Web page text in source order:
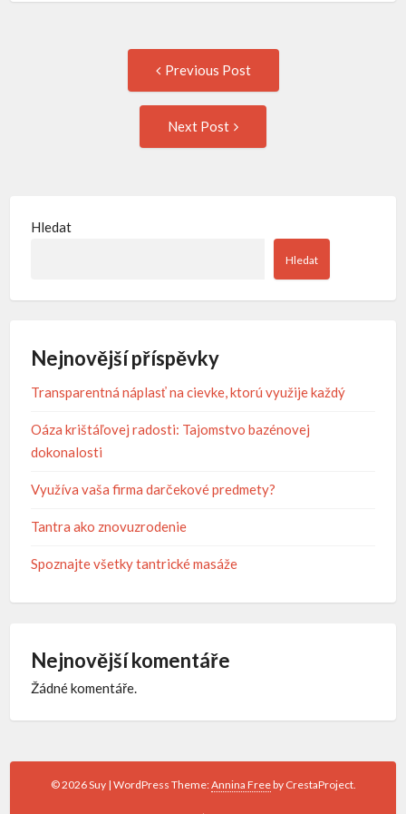
navigation
Previous Post
Next Post
Hledat
Hledat
Nejnovější příspěvky
Transparentná náplasť na cievke, ktorú využije každý
Oáza krištáľovej radosti: Tajomstvo bazénovej
dokonalosti
Využíva vaša firma darčekové predmety?
Tantra ako znovuzrodenie
Spoznajte všetky tantrické masáže
Nejnovější komentáře
Žádné komentáře.
© 2026 Suy | WordPress Theme:Annina Freeby CrestaProject.